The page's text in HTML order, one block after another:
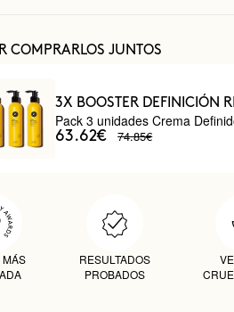
COMPRARLOS JUNTOS
3X BOOSTER DEFINICIÓN
Pack 3 unidades Crema
63.62€ 74.85€
RESULTADOS
PROBADOS